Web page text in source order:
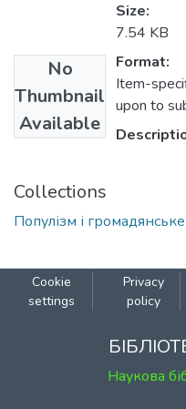
No
Thumbnail
Available
Size:
7.54 KB
Format:
Item-
upon to
Collections
Популізм і
Cookie
settings
Privacy
policy
Наукова